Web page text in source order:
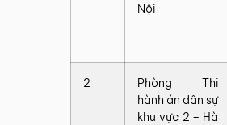
Nội
2
Phòng Thi
hành án dân sự
khu vực 2 – Hà